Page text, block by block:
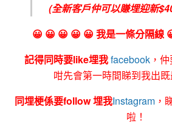
(全新客戶仲可以賺埋迎新
😀 😀 😀 😀 😀 我是一條分隔線
記得同時要like埋我facebook ，
咁先會第一時間睇到我出既
同埋梗係要follow 埋我Instagram ，
啦！